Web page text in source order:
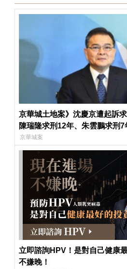
京華城土地案》沈慶京遭起訴求刑26年
陳瑞隆求刑12年、朱雲鵬求刑7
京華城案
立即諮詢HPV！是對自己健康
不嫌晚！